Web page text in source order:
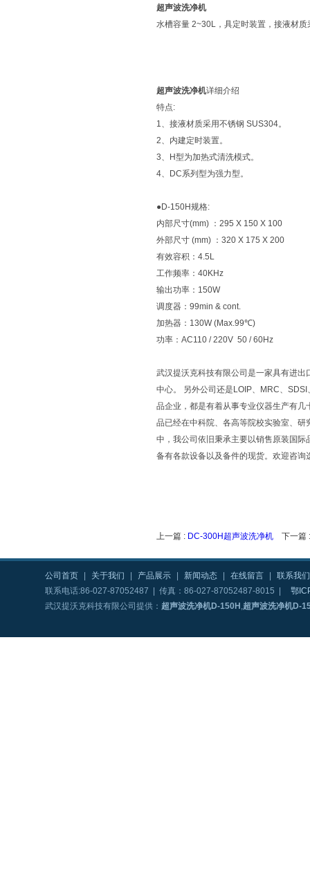
超声波洗净机
水槽容量 2~30L，具定时装置，接液材
超声波洗净机详细介绍
特点:
1、接液材质采用不锈钢 SUS304。
2、内建定时装置。
3、H型为加热式清洗模式。
4、DC系列型为强力型。
●D-150H规格:
内部尺寸(mm) ：295 X 150 X 100
外部尺寸 (mm) ：320 X 175 X 200
有效容积：4.5L
工作频率：40KHz
输出功率：150W
调度器：99min & cont.
加热器：130W (Max.99℃)
功率：AC110 / 220V 50 / 60Hz
武汉提沃克科技有限公司是一家具有进
中心。 另外公司还是LOIP、MRC、
品企业，都是有着从事专业仪器生产有
品已经在中科院、各高等院校实验室、
中，我公司依旧秉承主要以销售原装国
备有各款设备以及备件的现货。欢迎咨询
上一篇 : DC-300H超声波洗净机 下一
公司首页 关于我们 产品展示 新闻动态 在线留言
联系我们
联系电话:86-027-87052487 | 传真：86-027-87052487-8015 |
鄂
武汉提沃克科技有限公司提供： 超声波洗净机D-150H ,超声波洗净机D-